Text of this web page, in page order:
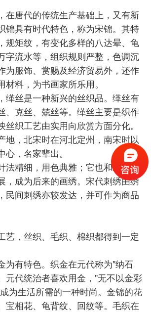
唐代的传统生产基础上，又有新
锦具有时代特色，称为宋锦。其特
规矩纹，有变化多样的八达晕、龟
字流水等，组织规则严整，色调沉
为服饰、赏赐及经济贸易外，还作
料，为书画家所乐用。
丝是一种新兴的丝织品。缂丝有
、克丝、兢丝等。缂丝主要是织作
丝织工艺由实用向欣赏方面分化。
地，北宋时在河北定州，南宋时以
，名家辈出。
精细，用色典雅；它也和缂丝一
，成为后来的画绣。宋代刺绣由绣
民间刺绣亦较发达，并可作为商品
，丝织、毛织、棉织都得到一定
有特色。织金在元代称为"纳石
元代统治者喜欢用金，"无不以金彩
为生活所需的一种时尚。金锦的花
宝相花、龟背纹、回纹等。毛织在